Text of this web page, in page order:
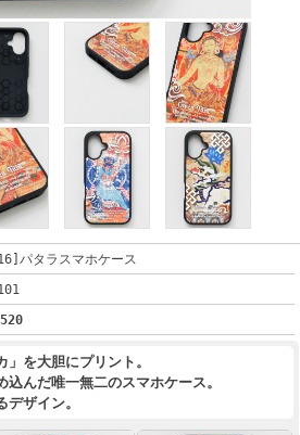
パタラスマホケース
を大胆にプリント。
んだ唯一無二のスマホケース。
ザイン。